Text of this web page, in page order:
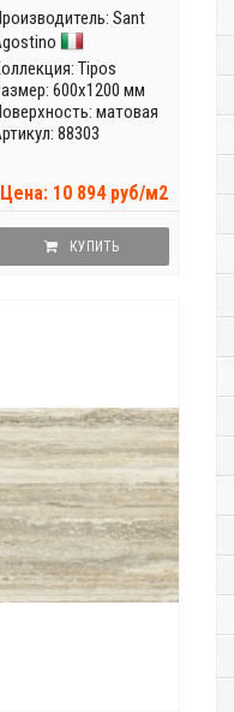
Sant
Tipos
600x1200 мм
матовая
88303
Цена: 10 894 руб/м2
КУПИТЬ